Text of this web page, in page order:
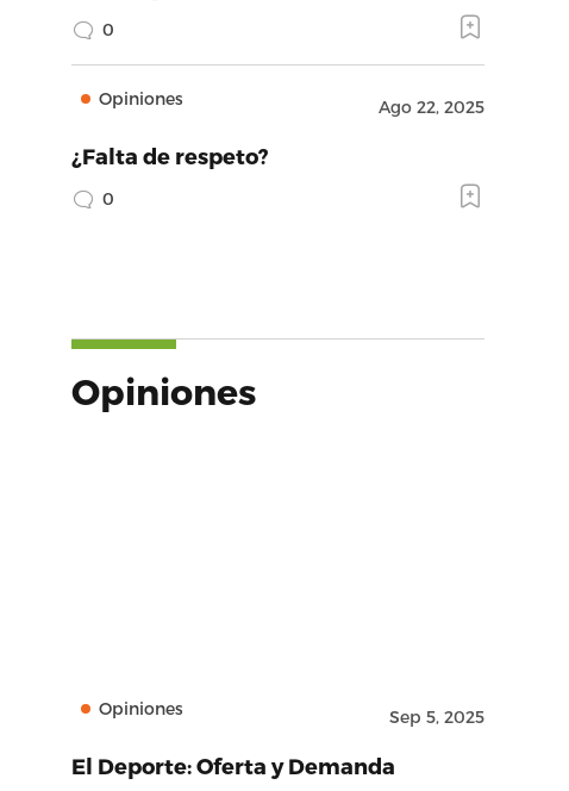
0
Opiniones Ago 22, 2025
¿Falta de respeto?
0
Opiniones
Opiniones Sep 5, 2025
El Deporte: Oferta y Demanda